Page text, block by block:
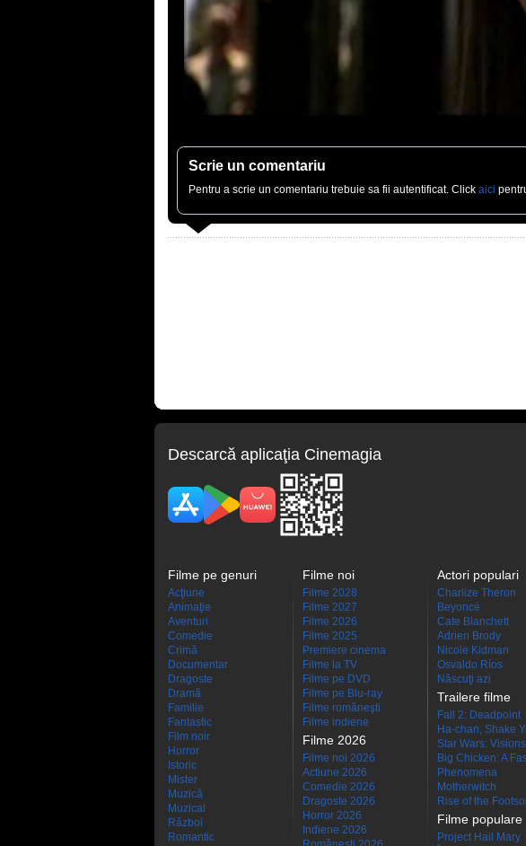
Scrie un comentariu
Pentru a scrie un comentariu trebuie sa fii autentificat. Click aici
Descarcă aplicaţia Cinemagia
Filme pe genuri
Acţiune
Animaţie
Aventuri
Comedie
Crimă
Documentar
Dragoste
Dramă
Familie
Fantastic
Film noir
Horror
Istoric
Mister
Muzică
Muzical
Război
Romantic
Filme noi
Filme 2028
Filme 2027
Filme 2026
Filme 2025
Premiere cinema
Filme la TV
Filme pe DVD
Filme pe Blu-ray
Filme româneşti
Filme indiene
Filme 2026
Filme noi 2026
Actiune 2026
Comedie 2026
Dragoste 2026
Horror 2026
Indiene 2026
Actori populari
Charlize Theron
Beyoncé
Cate Blanchett
Adrien Brody
Nicole Kidman
Osvaldo Ríos
Născuţi azi
Trailere filme
Fall 2: Deadpoint
Ha-chan, Shake
Star Wars:
Big Chicken: A
Phenomena
Motherwitch
Rise of the
Filme populare
Project Hail Mary